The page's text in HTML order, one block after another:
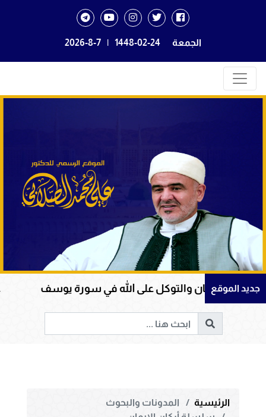
الجمعة 1448-02-24
|
2026-8-7
جديد الموقعوالتوكل على الله في سورة يوسف
الرئيسية
المدونات والبحوث